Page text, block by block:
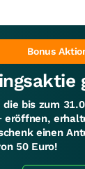
Bonus
bis zum
eröffnen,
einen
50 Euro!